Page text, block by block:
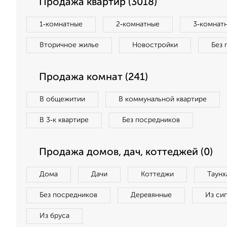
Продажа квартир (3018)
1‑комнатные 2‑комнатные
Вторичное жилье Новостройки Без
Продажа комнат (241)
В общежитии В коммунальной квартире
В 3‑к квартире Без посредников
Продажа домов, дач, коттеджей (0)
Дома Дачи Коттеджи
Без посредников Деревянные Из
Из бруса